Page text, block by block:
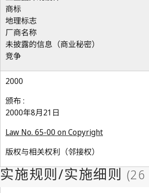
商标
地理标志
厂商名称
未披露的信息（商业秘密）
竞争
2000
颁布 :
2000年8月21日
Law No. 65-00 on Copyright
版权与相关权利（邻接权）